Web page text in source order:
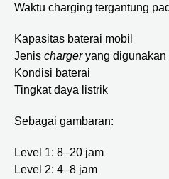
Waktu charging tergantung
Kapasitas baterai mobil
Jenis chargeryang digunakan
Kondisi baterai
Tingkat daya listrik
Sebagai gambaran:
Level 1: 8–20 jam
Level 2: 4–8 jam